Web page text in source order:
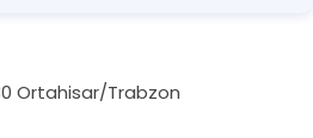
Ortahisar/Trabzon